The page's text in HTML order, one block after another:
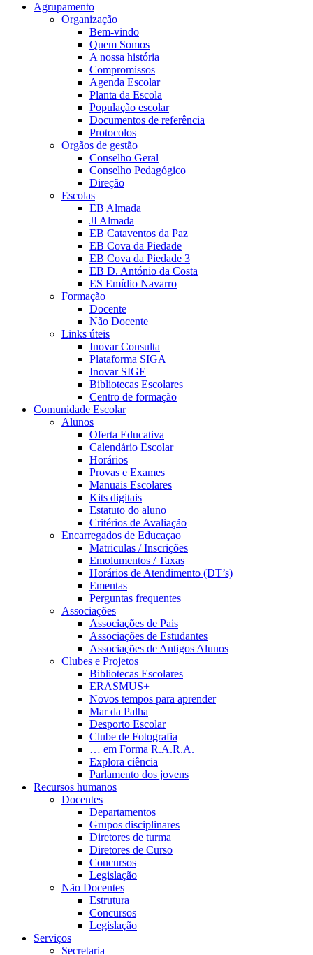
Agrupamento
Organização
Bem-vindo
Quem Somos
A nossa história
Compromissos
Agenda Escolar
Planta da Escola
População escolar
Documentos de referência
Protocolos
Orgãos de gestão
Conselho Geral
Conselho Pedagógico
Direção
Escolas
EB Almada
JI Almada
EB Cataventos da Paz
EB Cova da Piedade
EB Cova da Piedade 3
EB D. António da Costa
ES Emídio Navarro
Formação
Docente
Não Docente
Links úteis
Inovar Consulta
Plataforma SIGA
Inovar SIGE
Bibliotecas Escolares
Centro de formação
Comunidade Escolar
Alunos
Oferta Educativa
Calendário Escolar
Horários
Provas e Exames
Manuais Escolares
Kits digitais
Estatuto do aluno
Critérios de Avaliação
Encarregados de Educaçao
Matriculas / Inscrições
Emolumentos / Taxas
Horários de Atendimento (DT’s)
Ementas
Perguntas frequentes
Associações
Associações de Pais
Associações de Estudantes
Associações de Antigos Alunos
Clubes e Projetos
Bibliotecas Escolares
ERASMUS+
Novos tempos para aprender
Mar da Palha
Desporto Escolar
Clube de Fotografia
… em Forma R.A.R.A.
Explora ciência
Parlamento dos jovens
Recursos humanos
Docentes
Departamentos
Grupos disciplinares
Diretores de turma
Diretores de Curso
Concursos
Legislação
Não Docentes
Estrutura
Concursos
Legislação
Serviços
Secretaria